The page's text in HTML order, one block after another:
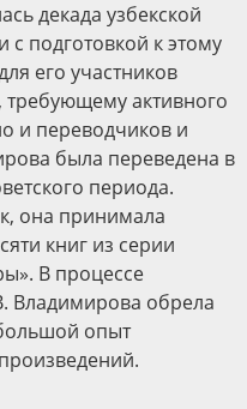
декада узбекской
с подготовкой к этому
его участников
требующему активного
и переводчиков и
была переведена в
периода.
она принимала
книг из серии
В процессе
Владимирова обрела
опыт